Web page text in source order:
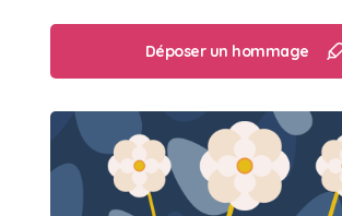
Son loisir préféré
Son loisir préféré était les
profiter de chaque instant de
Déposer un hommage